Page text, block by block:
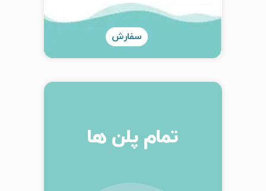
سفارش
تمام پلن ها